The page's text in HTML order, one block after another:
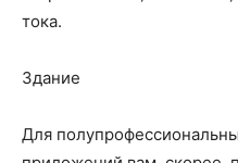
тока.
Здание
Для